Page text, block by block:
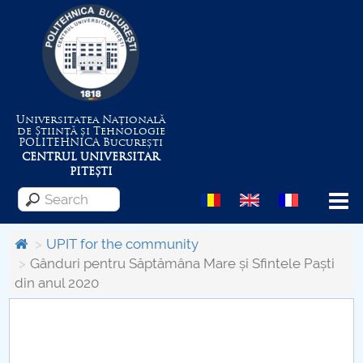
Universitatea Națională
de Știință și Tehnologie
POLITEHNICABucurești
CENTRUL UNIVERSITAR
PITEȘTI
Menu
About the University
UPIT for the community
Gânduri pentru Săptămâna Mare și Sfintele Paști
din anul 2020